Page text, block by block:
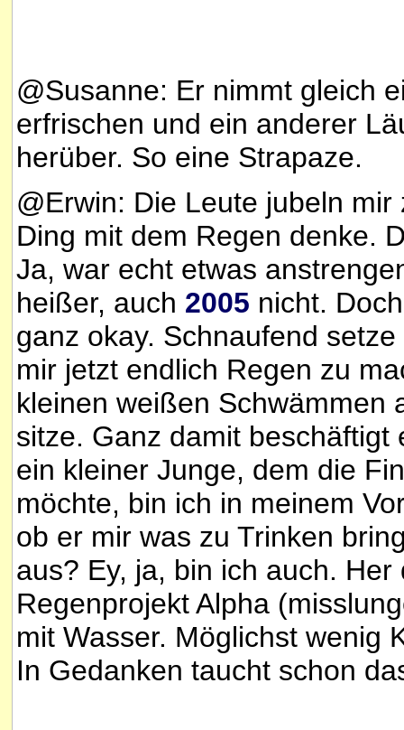
@Susanne: Er nimmt gleich
erfrischen und ein anderer
herüber. So eine Strapaze.
@Erwin: Die Leute jubeln
Ding mit dem Regen denke.
Ja, war echt etwas
heißer, auch 2005 nicht.
ganz okay. Schnaufend
mir jetzt endlich Regen zu
kleinen weißen Schwämmen
sitze. Ganz damit
ein kleiner Junge, dem die
möchte, bin ich in meinem
ob er mir was zu Trinken
aus? Ey, ja, bin ich auch.
Regenprojekt Alpha
mit Wasser. Möglichst wenig
In Gedanken taucht schon